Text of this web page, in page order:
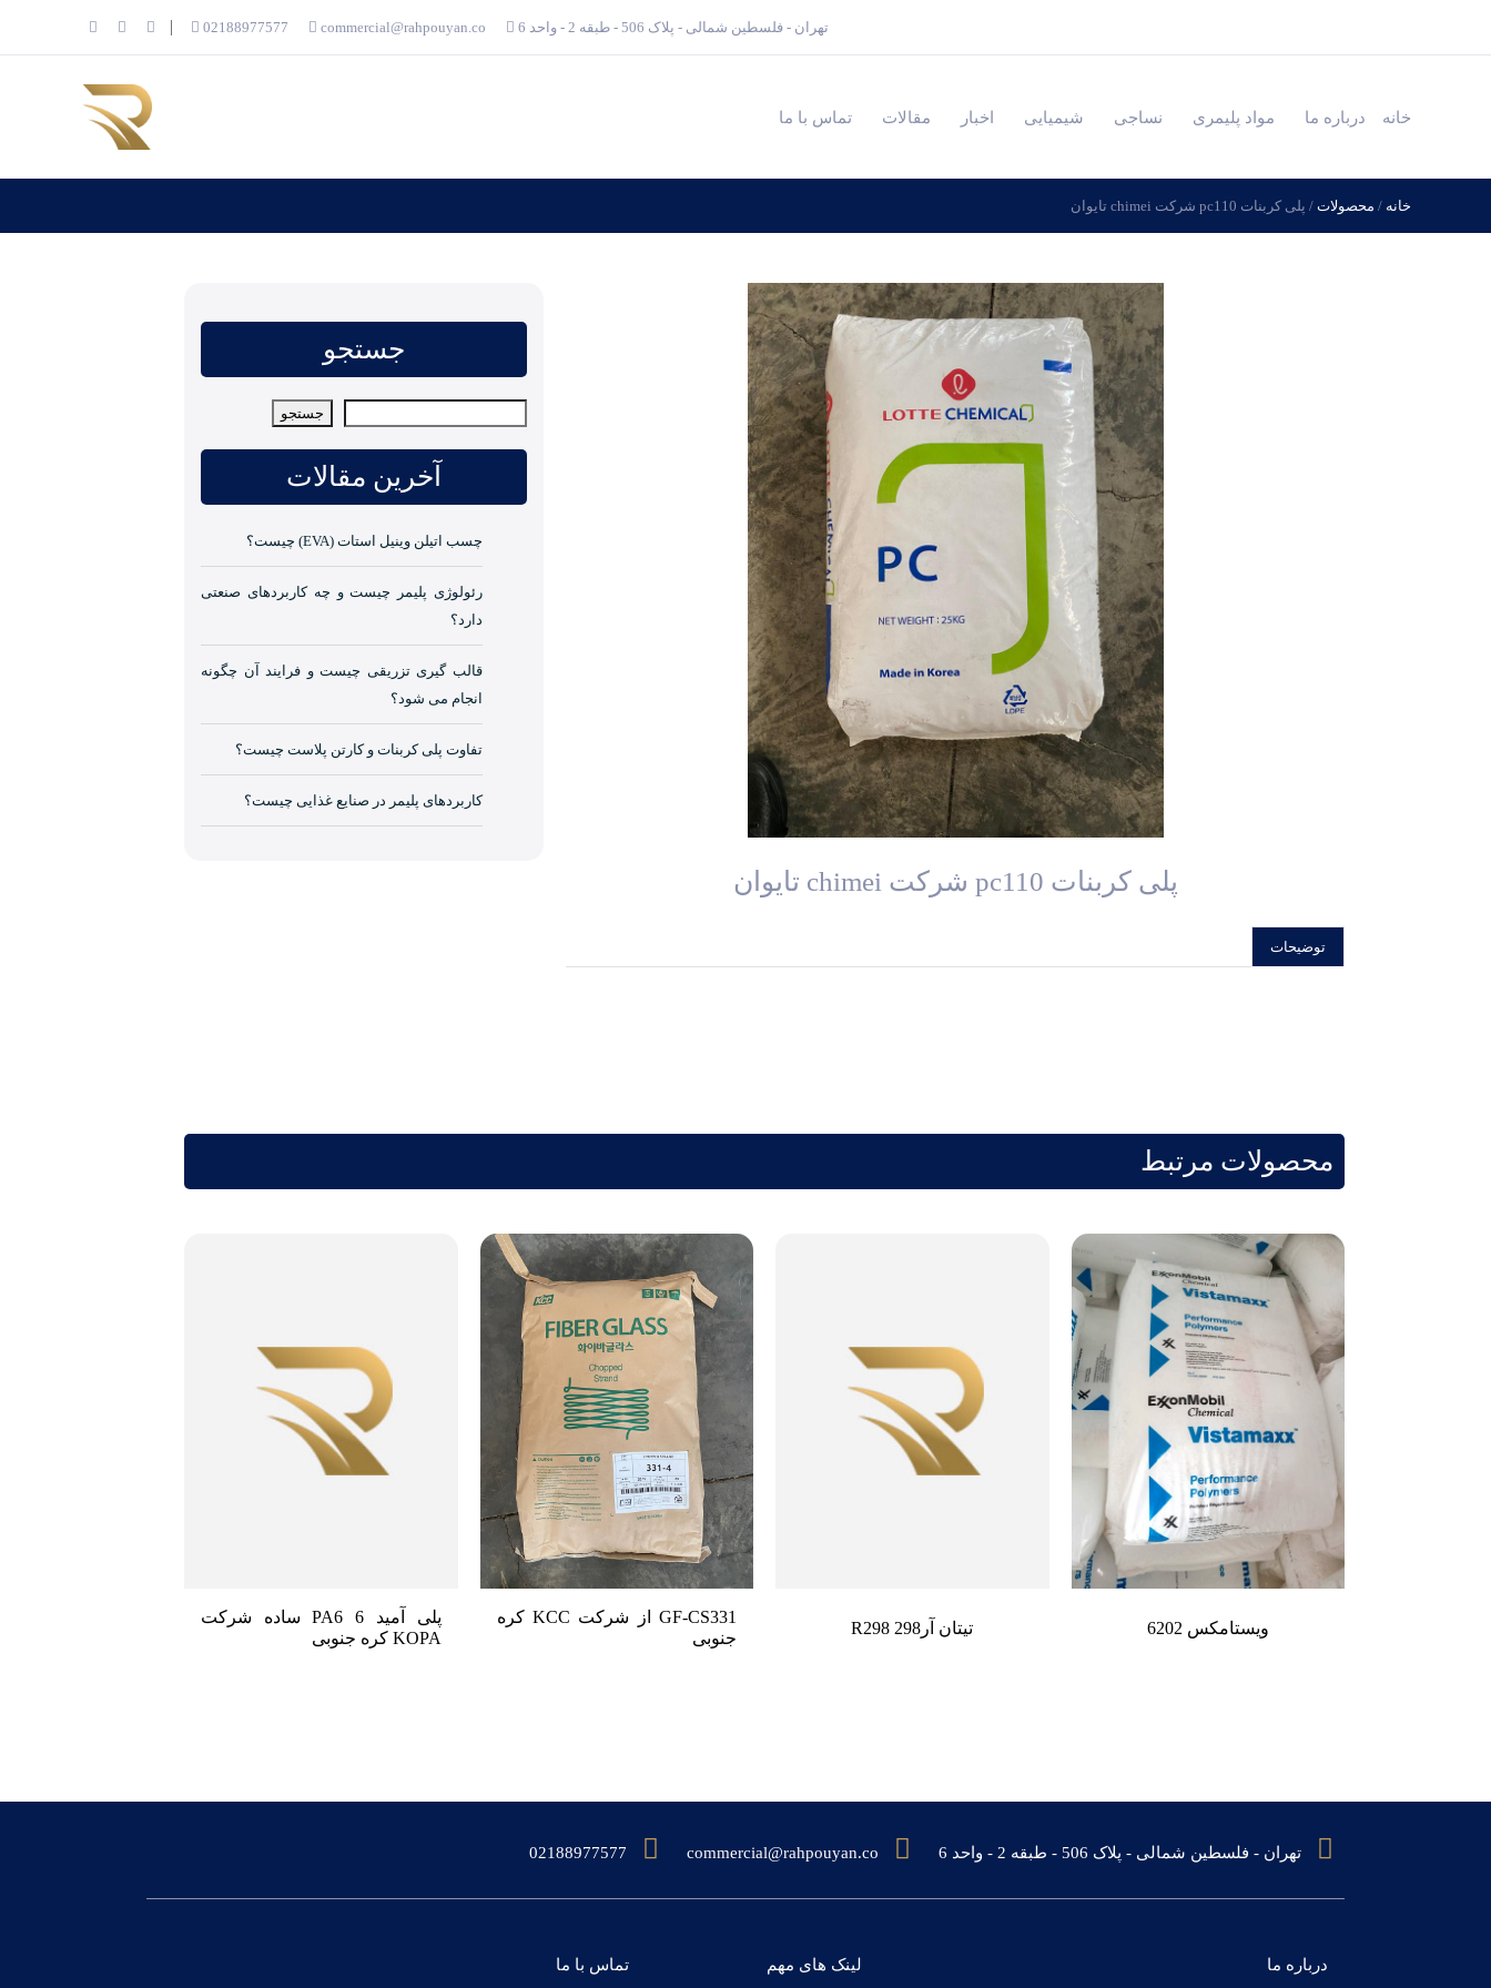
تهران - فلسطین شمالی - پلاک 506 - طبقه 2 - واحد 6 commercial@rahpouyan.co
02188977577
خانه درباره ما مواد پلیمری نساجی شیمیایی اخبار مقالات تماس با ما
خانه / محصولات / پلی کربنات pc110 شرکت chimei تایوان
پلی کربنات pc110 شرکت chimei تایوان
توضیحات
جستجو
جستجو
آخرین مقالات
چسب اتیلن وینیل استات (EVA) چیست؟
رئولوژی پلیمر چیست و چه کاربردهای صنعتی
دارد؟
قالب گیری تزریقی چیست و فرایند آن چگونه
انجام می شود؟
تفاوت پلی کربنات و کارتن پلاست چیست؟
کاربردهای پلیمر در صنایع غذایی چیست؟
محصولات مرتبط
ویستامکس 6202 تیتان آر298 R298
GF-CS331 از شرکت KCC کره
جنوبی
پلی آمید 6 PA6 ساده شرکت
KOPA کره جنوبی
تهران - فلسطین شمالی - پلاک 506 - طبقه 2 - واحد 6
درباره ما لینک های مهم تماس با ما